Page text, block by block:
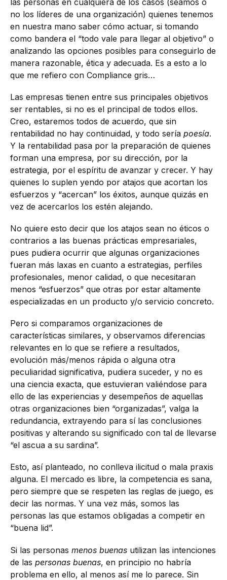
no los líderes de una organización) quienes tenemos
en nuestra mano saber cómo actuar, si tomando
como bandera el “todo vale para llegar al objetivo” o
analizando las opciones posibles para conseguirlo de
manera razonable, ética y adecuada. Es a esto a lo
que me refiero con Compliance gris…
Las empresas tienen entre sus principales objetivos
ser rentables, si no es el principal de todos ellos.
Creo, estaremos todos de acuerdo, que sin
rentabilidad no hay continuidad, y todo sería poesía.
Y la rentabilidad pasa por la preparación de quienes
forman una empresa, por su dirección, por la
estrategia, por el espíritu de avanzar y crecer. Y hay
quienes lo suplen yendo por atajos que acortan los
esfuerzos y “acercan” los éxitos, aunque quizás en
vez de acercarlos los estén alejando.
No quiere esto decir que los atajos sean no éticos o
contrarios a las buenas prácticas empresariales,
pues pudiera ocurrir que algunas organizaciones
fueran más laxas en cuanto a estrategias, perfiles
profesionales, menor calidad, o que necesitaran
menos “esfuerzos” que otras por estar altamente
especializadas en un producto y/o servicio concreto.
Pero si comparamos organizaciones de
características similares, y observamos diferencias
relevantes en lo que se refiere a resultados,
evolución más/menos rápida o alguna otra
peculiaridad significativa, pudiera suceder, y no es
una ciencia exacta, que estuvieran valiéndose para
ello de las experiencias y desempeños de aquellas
otras organizaciones bien “organizadas”, valga la
redundancia, extrayendo para sí las conclusiones
positivas y alterando su significado con tal de llevarse
“el ascua a su sardina”.
Esto, así planteado, no conlleva ilicitud o mala praxis
alguna. El mercado es libre, la competencia es sana,
pero siempre que se respeten las reglas de juego, es
decir las normas. Y una vez más, somos las
personas las que estamos obligadas a competir en
“buena lid”.
Si las personas menos buenas utilizan las intenciones
de las personas buenas, en principio no habría
problema en ello, al menos así me lo parece. Sin